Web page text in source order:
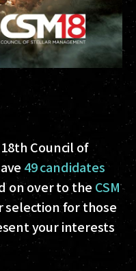
Council of
49 candidates
on over to theCSM
selection for those
your interests